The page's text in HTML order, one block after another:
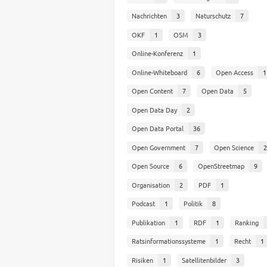
Nachrichten
3 Naturschutz
7
OKF
1 OSM
3
Online-Konferenz
1
Online-Whiteboard
6 Open Access
1
Open Content
7 Open Data
5
Open Data Day
2
Open Data Portal
36
Open Government
7 Open Science
2
Open Source
6 OpenStreetmap
9
Organisation
2 PDF
1
Podcast
1 Politik
8
Publikation
1 RDF 1
Ranking
Ratsinformationssysteme
1 Recht
1
Risiken
1 Satellitenbilder 3